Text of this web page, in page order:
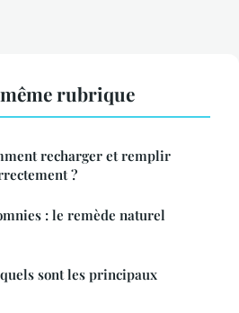
rubrique
recharger et remplir
?
: le remède naturel
sont les principaux